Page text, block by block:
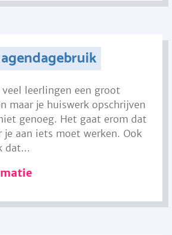
leerlingen een groot
maar je huiswerk opschrijven
genoeg. Het gaat erom dat
je aan iets moet werken. Ook
dat...